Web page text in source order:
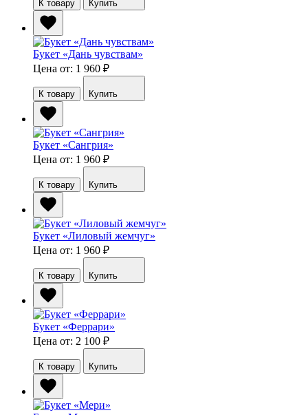
К товару Купить
Букет «Дань чувствам»
Цена от: 1 960 ₽
К товару Купить
Букет «Сангрия»
Цена от: 1 960 ₽
К товару Купить
Букет «Лиловый жемчуг»
Цена от: 1 960 ₽
К товару Купить
Букет «Феррари»
Цена от: 2 100 ₽
К товару Купить